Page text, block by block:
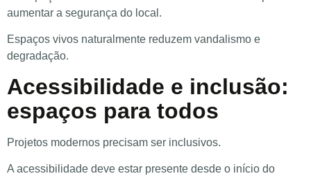
aumentar a segurança do local.
Espaços vivos naturalmente reduzem vandalismo e
degradação.
Acessibilidade e inclusão:
espaços para todos
Projetos modernos precisam ser inclusivos.
A acessibilidade deve estar presente desde o início do